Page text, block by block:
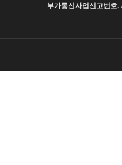
부가통신사업신고번호.